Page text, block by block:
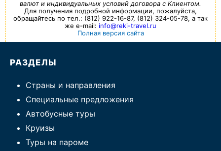
валют и индивидуальных условий договора с Клиентом.
Для получения подробной информации, пожалуйста,
обращайтесь по тел.: (812) 922-16-87, (812) 324-05-78, а так
же e-mail: info@reki-travel.ru
Полная версия сайта
РАЗДЕЛЫ
Страны и направления
Специальные предложения
Автобусные туры
Круизы
Туры на пароме